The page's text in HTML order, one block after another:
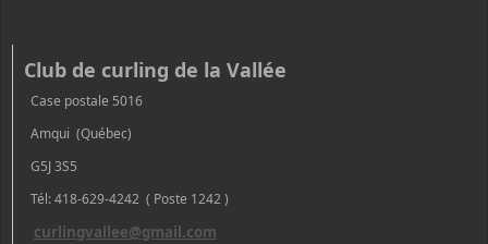
Club de curling de la Vallée
Case postale 5016
Amqui (Québec)
G5J 3S5
Tél: 418-629-4242 ( Poste 1242 )
curlingvallee@gmail.com